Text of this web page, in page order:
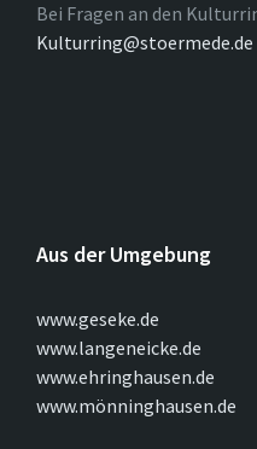
Bei Fragen an den
Kulturring@stoermede.de
Aus der Umgebung
www.geseke.de
www.langeneicke.de
www.ehringhausen.de
www.mönninghausen.de